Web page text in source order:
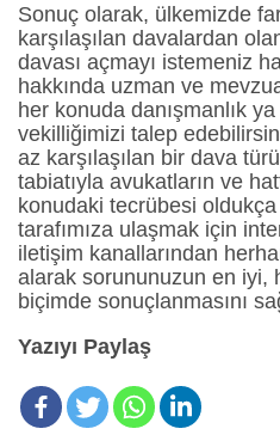
Sonuç olarak, ülkemizde
karşılaşılan davalardan
davası açmayı istemeniz
hakkında uzman ve
her konuda danışmanlık
vekilliğimizi talep
az karşılaşılan bir dava
tabiatıyla avukatların ve
konudaki tecrübesi oldukça
tarafımıza ulaşmak için
iletişim kanallarından
alarak sorununuzun en iyi,
biçimde sonuçlanmasını
Yazıyı Paylaş